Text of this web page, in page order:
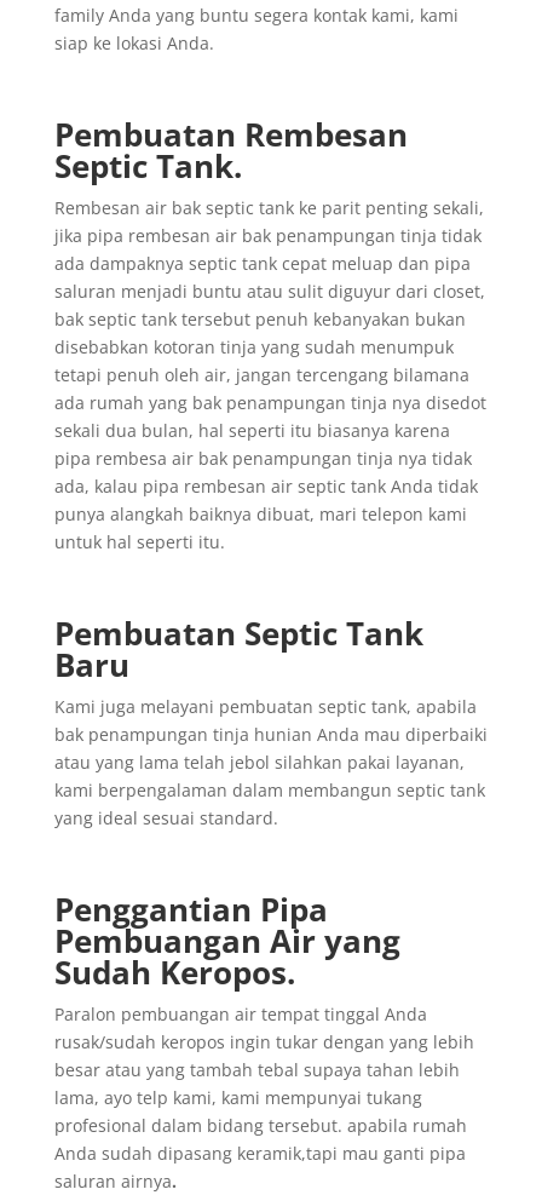
family Anda yang buntu segera kontak kami, kami
siap ke lokasi Anda.
Pembuatan Rembesan
Septic Tank.
Rembesan air bak septic tank ke parit penting sekali,
jika pipa rembesan air bak penampungan tinja tidak
ada dampaknya septic tank cepat meluap dan pipa
saluran menjadi buntu atau sulit diguyur dari closet,
bak septic tank tersebut penuh kebanyakan bukan
disebabkan kotoran tinja yang sudah menumpuk
tetapi penuh oleh air, jangan tercengang bilamana
ada rumah yang bak penampungan tinja nya disedot
sekali dua bulan, hal seperti itu biasanya karena
pipa rembesa air bak penampungan tinja nya tidak
ada, kalau pipa rembesan air septic tank Anda tidak
punya alangkah baiknya dibuat, mari telepon kami
untuk hal seperti itu.
Pembuatan Septic Tank
Baru
Kami juga melayani pembuatan septic tank, apabila
bak penampungan tinja hunian Anda mau diperbaiki
atau yang lama telah jebol silahkan pakai layanan,
kami berpengalaman dalam membangun septic tank
yang ideal sesuai standard.
Penggantian Pipa
Pembuangan Air yang
Sudah Keropos.
Paralon pembuangan air tempat tinggal Anda
rusak/sudah keropos ingin tukar dengan yang lebih
besar atau yang tambah tebal supaya tahan lebih
lama, ayo telp kami, kami mempunyai tukang
profesional dalam bidang tersebut. apabila rumah
Anda sudah dipasang keramik,tapi mau ganti pipa
saluran airnya.